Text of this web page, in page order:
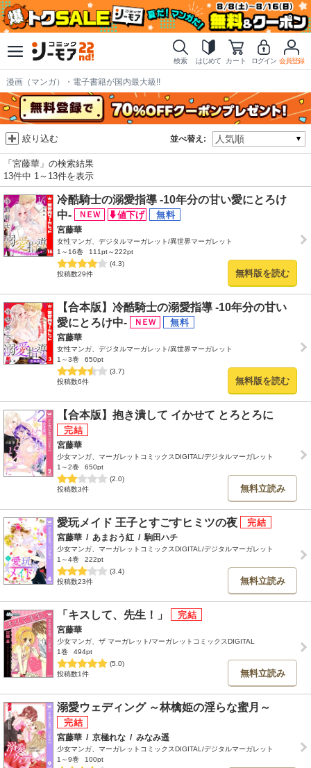
検索 はじめて カート ログイン 会員登録
漫画（マンガ）・電子書籍が国内最大級!!
並べ替え:
絞り込む
「宮藤華」の検索結果
13件中 1～13件を表示
冷酷騎士の溺愛指導 -10年分の甘い愛にとろけ
中-
宮藤華
女性マンガ、デジタルマーガレット/異世界マーガレット
1～16巻
111pt～222pt
(4.3)
投稿数29件
無料版を読む
【合本版】冷酷騎士の溺愛指導 -10年分の甘い
愛にとろけ中-
宮藤華
女性マンガ、デジタルマーガレット/異世界マーガレット
1～3巻
650pt
(3.7)
投稿数6件
無料版を読む
【合本版】抱き潰して イかせて とろとろに
宮藤華
少女マンガ、マーガレットコミックスDIGITAL/デジタルマーガレット
1～2巻
650pt
(2.0)
投稿数3件
無料立読み
愛玩メイド 王子とすごすヒミツの夜
宮藤華 / あまおう紅 / 駒田ハチ
少女マンガ、マーガレットコミックスDIGITAL/デジタルマーガレット
1～4巻
222pt
(3.4)
投稿数23件
無料立読み
「キスして、先生！」
宮藤華
少女マンガ、ザ マーガレット/マーガレットコミックスDIGITAL
1巻
494pt
(5.0)
投稿数1件
無料立読み
溺愛ウェディング ～林檎姫の淫らな蜜月～
宮藤華 / 京極れな / みなみ遥
少女マンガ、マーガレットコミックスDIGITAL/デジタルマーガレット
1～9巻
100pt